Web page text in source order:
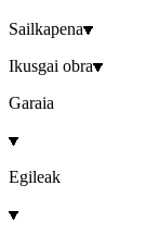
Sailkapena
Ikusgai obra
Garaia
Egileak